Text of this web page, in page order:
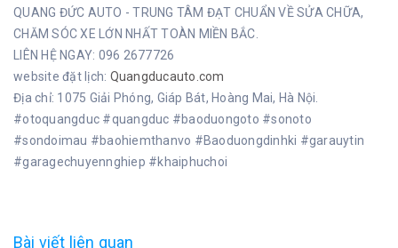
QUANG ĐỨC AUTO - TRUNG TÂM ĐẠT CHUẨN VỀ SỬA CHỮA,
CHĂM SÓC XE LỚN NHẤT TOÀN MIỀN BẮC.
LIÊN HỆ NGAY: 096 2677726
website đặt lịch: Quangducauto.com
Địa chỉ: 1075 Giải Phóng, Giáp Bát, Hoàng Mai, Hà Nội.
#otoquangduc #quangduc #baoduongoto #sonoto
#sondoimau #baohiemthanvo #Baoduongdinhki #garauytin
#garagechuyennghiep #khaiphuchoi
Bài viết liên quan